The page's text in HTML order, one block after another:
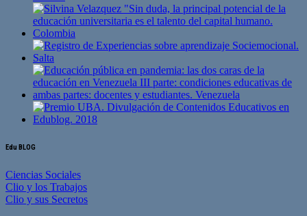
Edu BLOG
Ciencias Sociales
Clio y los Trabajos
Clio y sus Secretos